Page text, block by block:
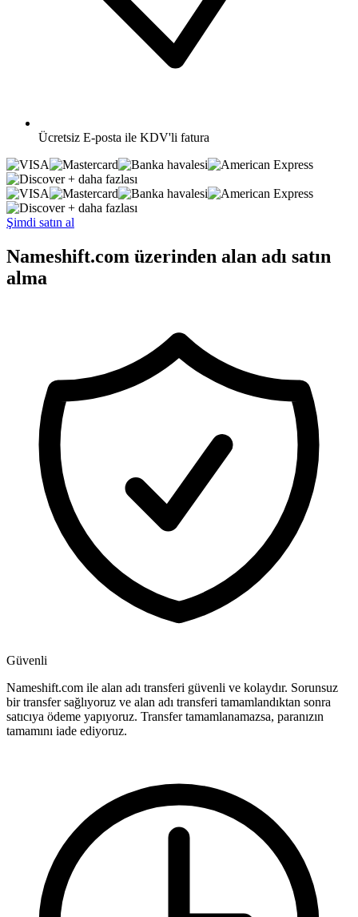
Ücretsiz E-posta ile KDV'li fatura
+ daha fazlası
+ daha fazlası
Şimdi satın al
Nameshift.com üzerinden alan adı satın
alma
Güvenli
Nameshift.com ile alan adı transferi güvenli ve kolaydır. Sorunsuz
bir transfer sağlıyoruz ve alan adı transferi tamamlandıktan sonra
satıcıya ödeme yapıyoruz. Transfer tamamlanamazsa, paranızın
tamamını iade ediyoruz.